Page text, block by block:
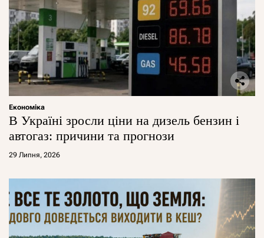
Економіка
В Україні зросли ціни на дизель бензин і
автогаз: причини та прогнози
29 Липня, 2026